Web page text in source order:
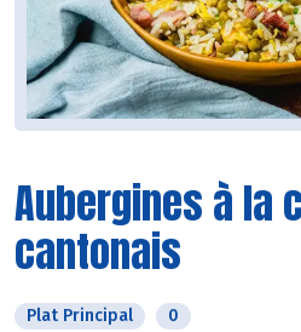
Aubergines à la
cantonais
Plat Principal 0